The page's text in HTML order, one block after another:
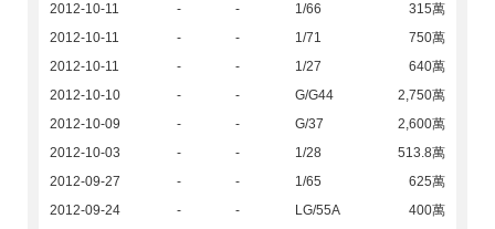
2012-10-11
- - 1/66
315萬
2012-10-11
- - 1/71
750萬
2012-10-11
- - 1/27
640萬
2012-10-10
- - G/G44
2,750萬
2012-10-09
- - G/37
2,600萬
2012-10-03
- - 1/28
513.8萬
2012-09-27
- - 1/65
625萬
2012-09-24
- - LG/55A
400萬